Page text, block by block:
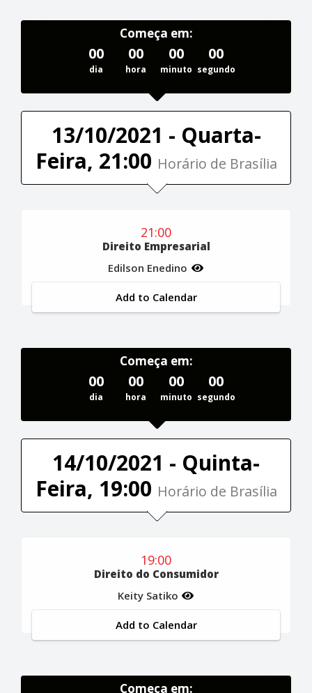
Começa em:
00
dia
00
hora
00
minuto
00
segundo
13/10/2021 - Quarta-
Feira, 21:00 Horário de Brasília
21:00
Direito Empresarial
Edilson Enedino
Add to Calendar
Começa em:
00
dia
00
hora
00
minuto
00
segundo
14/10/2021 - Quinta-
Feira, 19:00 Horário de Brasília
19:00
Direito do Consumidor
Keity Satiko
Add to Calendar
Começa em: